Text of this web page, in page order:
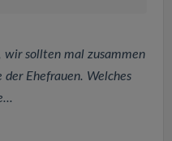
wir sollten mal zusammen
Ehefrauen. Welches